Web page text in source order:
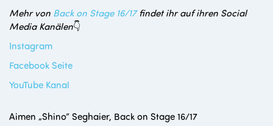
Mehr von Back on Stage 16/17findet ihr auf ihren Social
Media Kanälen👇
Instagram
Facebook Seite
YouTube Kanal
Aimen „Shino“ Seghaier, Back on Stage 16/17